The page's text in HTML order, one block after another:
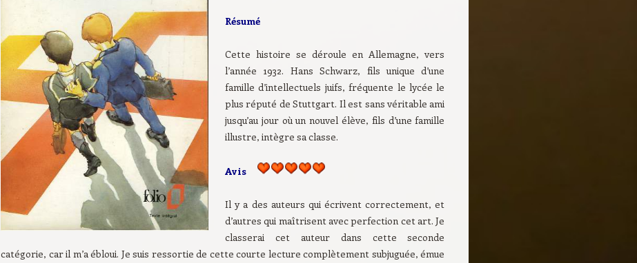
Résumé
Cette histoire se déroule en Allemagne, vers
l’année 1932. Hans Schwarz, fils unique d’une
famille d’intellectuels juifs, fréquente le lycée le
plus réputé de Stuttgart. Il est sans véritable ami
jusqu’au jour où un nouvel élève, fils d’une famille
illustre, intègre sa classe.
Avis
Il y a des auteurs qui écrivent correctement, et
d’autres qui maîtrisent avec perfection cet art. Je
classerai cet auteur dans cette seconde
catégorie, car il m’a ébloui. Je suis ressortie de cette courte lecture complètement subjuguée, émue